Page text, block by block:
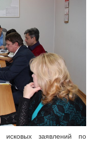
заявлений по